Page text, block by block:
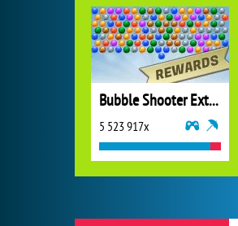
Bubble Shooter Extreme
5 523 917x